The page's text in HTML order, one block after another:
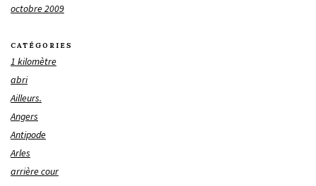
octobre 2009
CATÉGORIES
1 kilomètre
abri
Ailleurs.
Angers
Antipode
Arles
arrière cour